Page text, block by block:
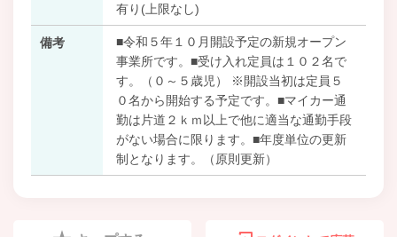
有り(上限なし)
備考
■令和５年１０月開設予定の新規オープン
事業所です。■受け入れ定員は１０２名で
す。（０～５歳児） ※開設当初は定員５
０名から開始する予定です。■マイカー通
勤は片道２ｋｍ以上で他に適当な通勤手段
がない場合に限ります。■年度単位の更新
制となります。（原則更新）